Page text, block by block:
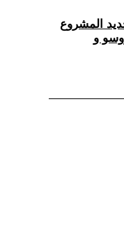
المشروع
و